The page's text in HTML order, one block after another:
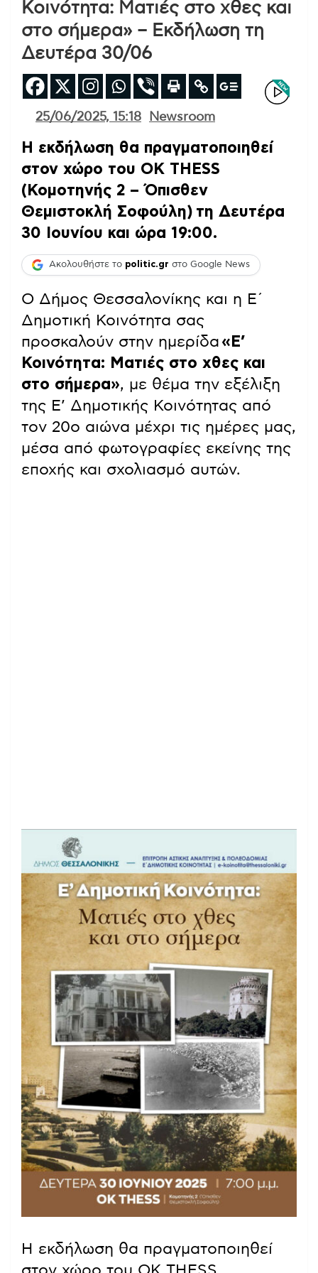
Κοινότητα: Ματιές στο χθες και
στο σήμερα» – Εκδήλωση τη
Δευτέρα 30/06
25/06/2025, 15:18 Newsroom
Η εκδήλωση θα πραγματοποιηθεί
στον χώρο του OK THESS
(Κομοτηνής 2 – Όπισθεν
Θεμιστοκλή Σοφούλη) τη Δευτέρα
30 Ιουνίου και ώρα 19:00.
Ακολουθήστε το politic.gr στο Google News
Ο Δήμος Θεσσαλονίκης και η Ε΄
Δημοτική Κοινότητα σας
προσκαλούν στην ημερίδα «Ε’
Κοινότητα: Ματιές στο χθες και
στο σήμερα», με θέμα την εξέλιξη
της Ε’ Δημοτικής Κοινότητας από
τον 20ο αιώνα μέχρι τις ημέρες μας,
μέσα από φωτογραφίες εκείνης της
εποχής και σχολιασμό αυτών.
Η εκδήλωση θα πραγματοποιηθεί